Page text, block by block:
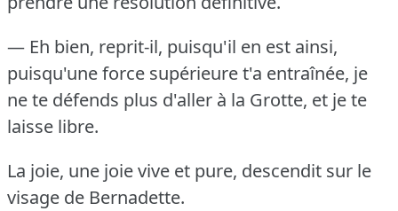
— Eh bien, reprit-il, puisqu'il en est ainsi,
puisqu'une force supérieure t'a entraînée, je
ne te défends plus d'aller à la Grotte, et je te
laisse libre.
La joie, une joie vive et pure, descendit sur le
visage de Bernadette.